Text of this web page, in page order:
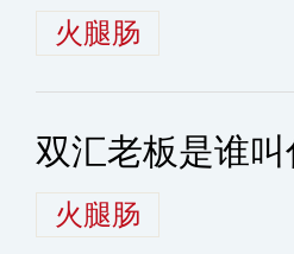
火腿肠
双汇老板是谁
火腿肠